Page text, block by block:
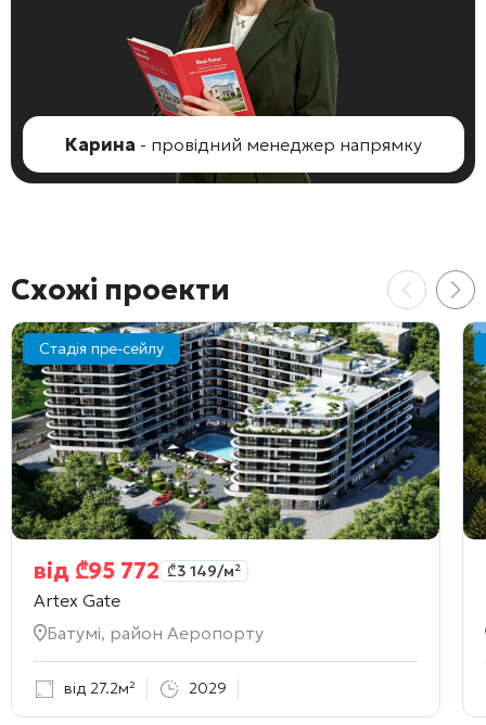
Карина - провідний менеджер напрямку
Схожі проекти
Стадія пре-сейлу
від ₾95 772 ₾3 149/м²
Artex Gate
Батумі, район Аеропорту
від 27.2м² 2029